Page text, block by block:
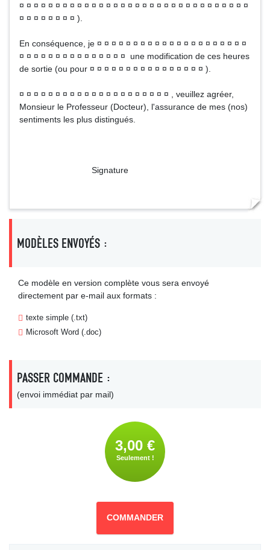
¤ ¤ ¤ ¤ ¤ ¤ ¤ ¤ ¤ ¤ ¤ ¤ ¤ ¤ ¤ ¤ ¤ ¤ ¤ ¤ ¤ ¤ ¤ ¤ ¤ ¤ ¤ ¤ ¤ ¤ ¤ ¤
¤ ¤ ¤ ¤ ¤ ¤ ¤ ¤ ).
En conséquence, je ¤ ¤ ¤ ¤ ¤ ¤ ¤ ¤ ¤ ¤ ¤ ¤ ¤ ¤ ¤ ¤ ¤ ¤ ¤ ¤ ¤
¤ ¤ ¤ ¤ ¤ ¤ ¤ ¤ ¤ ¤ ¤ ¤ ¤ ¤ ¤ une modification de ces heures
de sortie (ou pour ¤ ¤ ¤ ¤ ¤ ¤ ¤ ¤ ¤ ¤ ¤ ¤ ¤ ¤ ¤ ¤ ).
¤ ¤ ¤ ¤ ¤ ¤ ¤ ¤ ¤ ¤ ¤ ¤ ¤ ¤ ¤ ¤ ¤ ¤ ¤ ¤ ¤ , veuillez agréer,
Monsieur le Professeur (Docteur), l'assurance de mes (nos)
sentiments les plus distingués.
Signature
MODÈLES ENVOYÉS :
Ce modèle en version complète vous sera envoyé
directement par e-mail aux formats :
texte simple (.txt)
Microsoft Word (.doc)
PASSER COMMANDE :
(envoi immédiat par mail)
3,00 €
Seulement !
COMMANDER